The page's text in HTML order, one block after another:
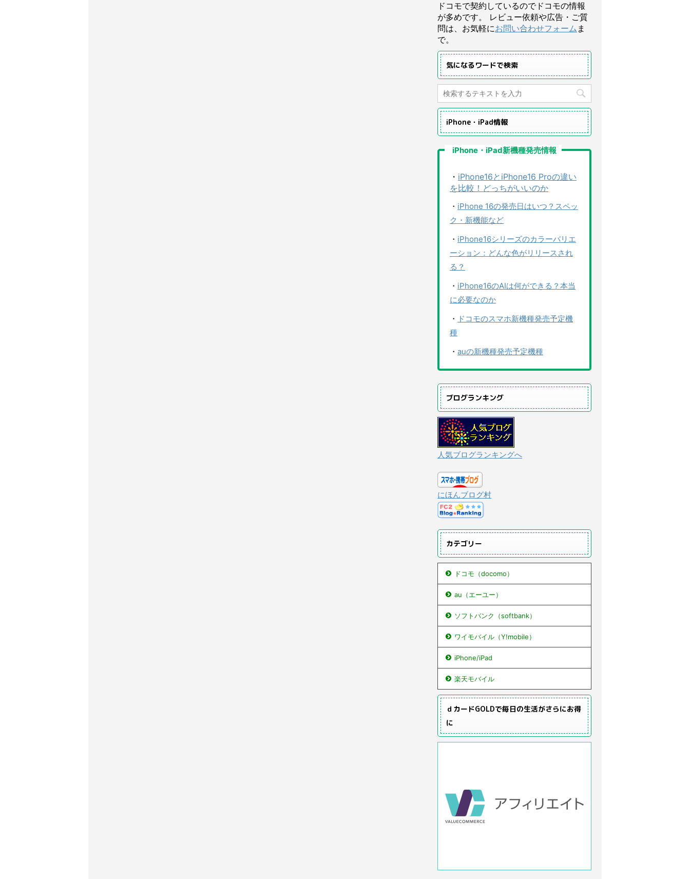
ドコモで契約しているのでドコモの情報
が多めです。 レビュー依頼や広告・ご質
問は、お気軽にお問い合わせフォーム ま
で。
気になるワードで検索
iPhone・iPad情報
iPhone・iPad新機種発売情報
・ iPhone16とiPhone16 Proの違い
を比較！どっちがいいのか
・ iPhone 16の発売日はいつ？スペッ
ク・新機能など
・ iPhone16シリーズのカラーバリエ
ーション：どんな色がリリースされ
る？
・ iPhone16のAIは何ができる？本当
に必要なのか
・ ドコモのスマホ新機種発売予定機
種
・ auの新機種発売予定機種
ブログランキング
人気ブログランキングへ
にほんブログ村
カテゴリー
ドコモ（docomo）
au（エーユー）
ソフトバンク（softbank）
ワイモバイル（Y!mobile）
iPhone/iPad
楽天モバイル
ｄカードGOLDで毎日の生活がさらにお得
に